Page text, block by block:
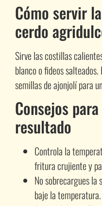
Cómo servir
cerdo
Sirve las costillas
blanco o fideos
semillas de ajonjolí para
Consejos
resultado
Controla la
fritura crujiente y
No sobrecargues
baje la temperatura.